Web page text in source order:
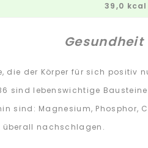
39,0 kcal
Gesundheit
der Körper für sich positiv
sind lebenswichtige
sind: Magnesium,
überall nachschlagen.